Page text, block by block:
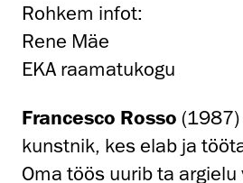
Rohkem infot:
Rene Mäe
EKA raamatukogu
Francesco Rosso
kunstnik, kes elab ja
Oma töös uurib ta